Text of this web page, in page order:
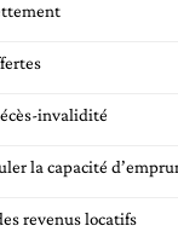
invalidité
la capacité
revenus locatifs